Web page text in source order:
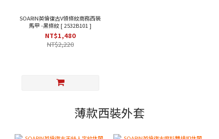
SOARIN英倫復古V領條紋商務西裝
馬甲 -黑條紋 [ 2532B101 ]
NT$1,480
NT$2,220
薄款西裝外套